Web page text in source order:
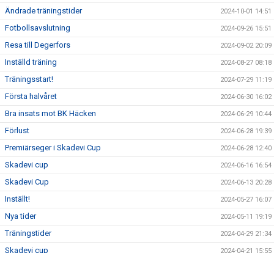
Ändrade träningstider 2024-10-01 14:51
Fotbollsavslutning 2024-09-26 15:51
Resa till Degerfors 2024-09-02 20:09
Inställd träning 2024-08-27 08:18
Träningsstart! 2024-07-29 11:19
Första halvåret 2024-06-30 16:02
Bra insats mot BK Häcken 2024-06-29 10:44
Förlust 2024-06-28 19:39
Premiärseger i Skadevi Cup 2024-06-28 12:40
Skadevi cup 2024-06-16 16:54
Skadevi Cup 2024-06-13 20:28
Inställt! 2024-05-27 16:07
Nya tider 2024-05-11 19:19
Träningstider 2024-04-29 21:34
Skadevi cup 2024-04-21 15:55